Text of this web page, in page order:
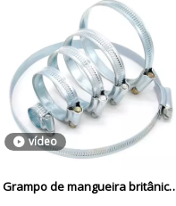
vídeo
Grampo de mangueira britânica